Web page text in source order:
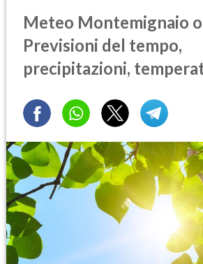
Meteo Montemignaio
Previsioni del tempo,
precipitazioni,